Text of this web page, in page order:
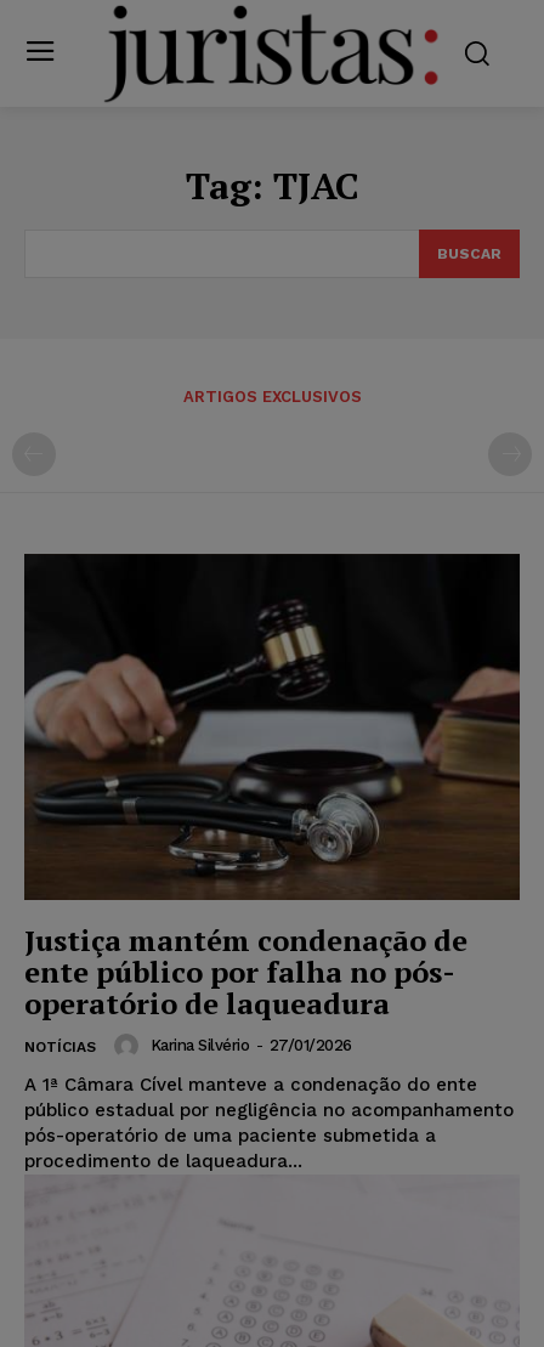
Tag: TJAC
BUSCAR
ARTIGOS EXCLUSIVOS
Justiça mantém condenação de
ente público por falha no pós-
operatório de laqueadura
NOTÍCIAS Karina Silvério - 27/01/2026
A 1ª Câmara Cível manteve a condenação do ente
público estadual por negligência no acompanhamento
pós-operatório de uma paciente submetida a
procedimento de laqueadura...